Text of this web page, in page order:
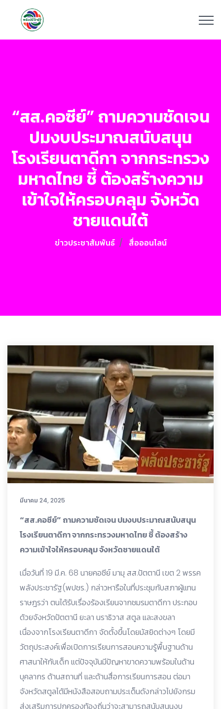
“สส.คอซีย์” ถามความชัดเจน
ปมงบประมาณสนับสนุน
โรงเรียนตาดีกา จากกระทรวง
มหาดไทย ชี้ ต้องสร้างความ
เข้าใจให้ครอบคลุม จังหวัด
ชายแดนใต้
ข่าวประชาสัมพันธ์ สื่อออนไลน์
มีนาคม 24, 2025
“สส.คอซีย์” ถามความชัดเจน ปมงบประมาณสนับสนุน
โรงเรียนตาดีกา จากกระทรวงมหาดไทย ชี้ ต้องสร้าง
ความเข้าใจให้ครอบคลุม จังหวัดชายแดนใต้
เมื่อวันที่ 19 มี.ค. 68 นายคอซีย์ มามุ สส.ปัตตานี เขต 2 พรรค
พลังประชารัฐ(พปชร.) กล่าวหารือในที่ประชุมกับสภาผู้แทน
ราษฎรว่า ตนได้รับเรื่องร้องเรียนจากชมรมตาดีกา ประกอบ
ด้วยจังหวัดปัตตานี ยะลา นราธิวาส สตูล และสงขลา
เนื่องจากโรงเรียนตาดีกา จัดตั้งขึ้นโดยมัสยิดต่างๆ โดยมี
วัตถุประสงค์เพื่อเปิดการเรียนการสอนความรู้พื้นฐานด้าน
ศาสนาให้กับเด็ก แต่ปัจจุบันมีปัญหาขาดความพร้อมในด้าน
บุคลากร ด้านสถานที่ และด้านสื่อการเรียนการสอน ต่อมา
จังหวัดสตูลได้มีหนังสือสอบถามประเด็นดังกล่าวไปยังกรม
ส่งเสริมการปกครองท้องถิ่นว่าจะสามารถสนับสนุนงบ